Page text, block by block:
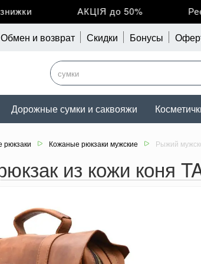
АКЦІЯ до 50%
Обмен и возврат Скидки Бонусы
Дорожные сумки и саквояжи
рюкзаки Кожаные рюкзаки мужские Рыжий
из кожи коня